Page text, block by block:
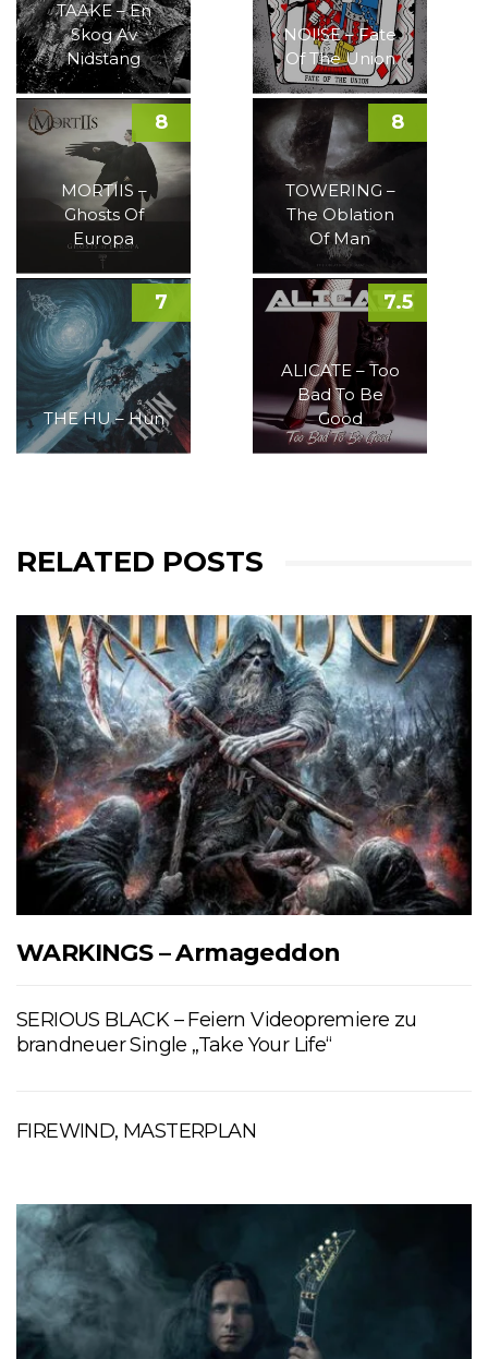
TAAKE – En
Skog Av
Nidstang
NOI!SE – Fate
Of The Union
MORTIIS –
Ghosts Of
Europa
8
TOWERING –
The Oblation
Of Man
8
THE HU – Hun
7
ALICATE – Too
Bad To Be
Good
7.5
RELATED POSTS
WARKINGS – Armageddon
SERIOUS BLACK – Feiern Videopremiere zu
brandneuer Single „Take Your Life“
FIREWIND, MASTERPLAN